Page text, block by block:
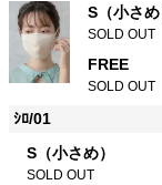
S（小さめ
SOLD OUT
FREE
SOLD OUT
ｼﾛ/01
S（小さめ）
SOLD OUT